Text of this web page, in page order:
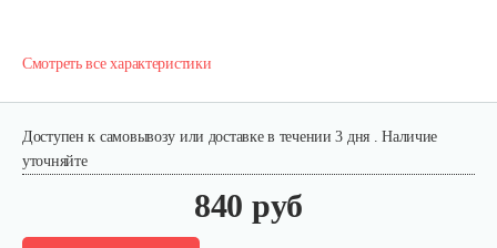
Смотреть все характеристики
840 руб
Доступен к самовывозу или доставке в течении 3 дня . Наличие
уточняйте